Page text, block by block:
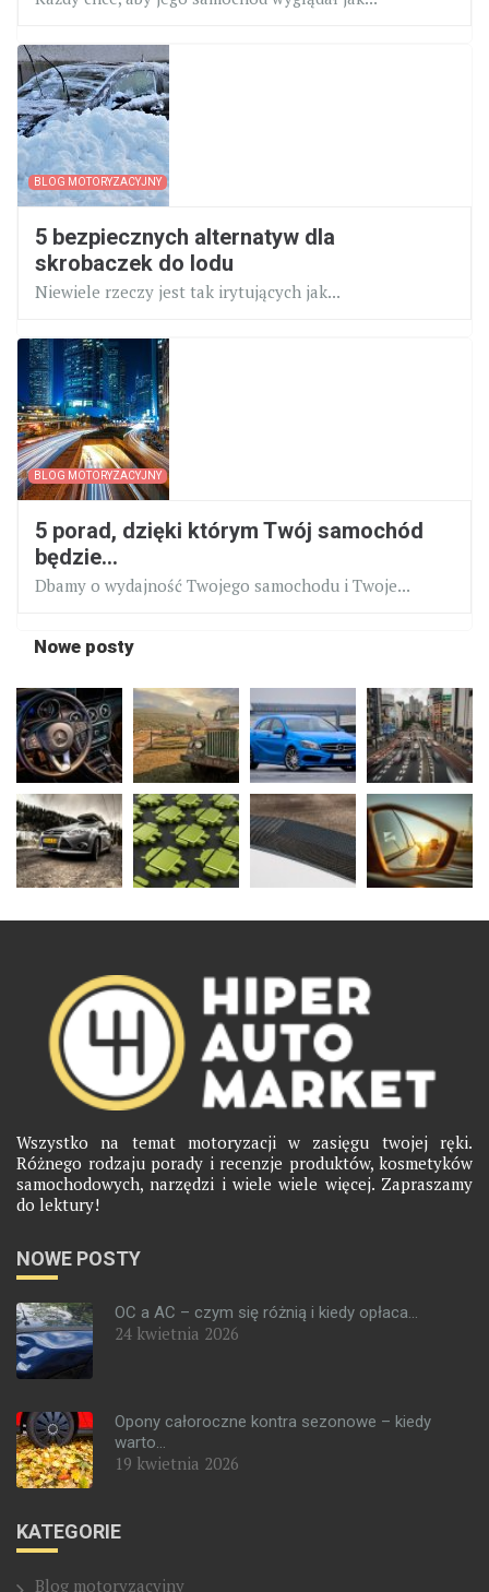
BLOG MOTORYZACYJNY
5 bezpiecznych alternatyw dla
skrobaczek do lodu
Niewiele rzeczy jest tak irytujących jak...
BLOG MOTORYZACYJNY
5 porad, dzięki którym Twój samochód
będzie...
Dbamy o wydajność Twojego samochodu i Twoje...
Nowe posty
Wszystko na temat motoryzacji w zasięgu twojej ręki.
Różnego rodzaju porady i recenzje produktów, kosmetyków
samochodowych, narzędzi i wiele wiele więcej. Zapraszamy
do lektury!
NOWE POSTY
OC a AC – czym się różnią i kiedy opłaca...
24 kwietnia 2026
Opony całoroczne kontra sezonowe – kiedy
warto...
19 kwietnia 2026
KATEGORIE
Blog motoryzacyjny